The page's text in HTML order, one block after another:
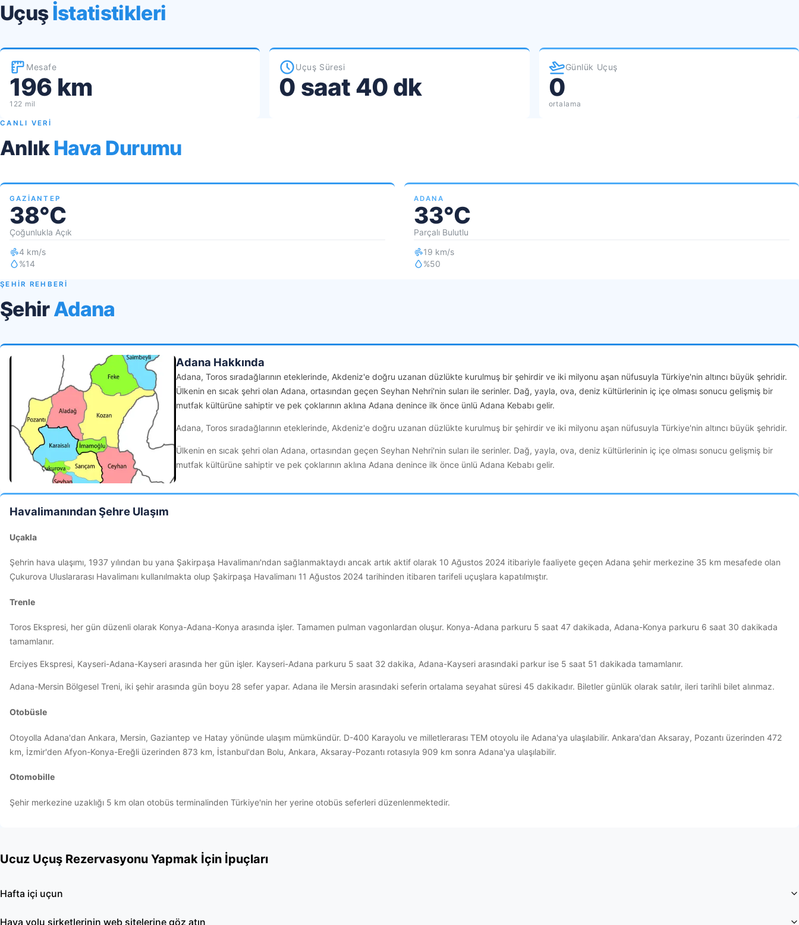
Uçuşİstatistikleri
Mesafe
196 km
122 mil
Uçuş Süresi
0 saat 40 dk
Günlük Uçuş
0
ortalama
CANLI VERİ
AnlıkHava Durumu
GAZIANTEP
38°C
Çoğunlukla Açık
4 km/s
%14
ADANA
33°C
Parçalı Bulutlu
19 km/s
%50
ŞEHİR REHBERİ
ŞehirAdana
Adana Hakkında
Adana, Toros sıradağlarının eteklerinde, Akdeniz'e doğru uzanan düzlükte kurulmuş bir şehirdir ve iki milyonu aşan nüfusuyla Türkiye'nin altıncı büyük şehridir.
Ülkenin en sıcak şehri olan Adana, ortasından geçen Seyhan Nehri'nin suları ile serinler. Dağ, yayla, ova, deniz kültürlerinin iç içe olması sonucu gelişmiş bir
mutfak kültürüne sahiptir ve pek çoklarının aklına Adana denince ilk önce ünlü Adana Kebabı gelir.
Adana, Toros sıradağlarının eteklerinde, Akdeniz'e doğru uzanan düzlükte kurulmuş bir şehirdir ve iki milyonu aşan nüfusuyla Türkiye'nin altıncı büyük şehridir.
Ülkenin en sıcak şehri olan Adana, ortasından geçen Seyhan Nehri'nin suları ile serinler. Dağ, yayla, ova, deniz kültürlerinin iç içe olması sonucu gelişmiş bir
mutfak kültürüne sahiptir ve pek çoklarının aklına Adana denince ilk önce ünlü Adana Kebabı gelir.
Havalimanından Şehre Ulaşım
Uçakla
Şehrin hava ulaşımı, 1937 yılından bu yana Şakirpaşa Havalimanı'ndan sağlanmaktaydı ancak artık aktif olarak 10 Ağustos 2024 itibariyle faaliyete geçen Adana şehir merkezine 35 km mesafede olan
Çukurova Uluslararası Havalimanı kullanılmakta olup Şakirpaşa Havalimanı 11 Ağustos 2024 tarihinden itibaren tarifeli uçuşlara kapatılmıştır.
Trenle
Toros Ekspresi, her gün düzenli olarak Konya-Adana-Konya arasında işler. Tamamen pulman vagonlardan oluşur. Konya-Adana parkuru 5 saat 47 dakikada, Adana-Konya parkuru 6 saat 30 dakikada
tamamlanır.
Erciyes Ekspresi, Kayseri-Adana-Kayseri arasında her gün işler. Kayseri-Adana parkuru 5 saat 32 dakika, Adana-Kayseri arasındaki parkur ise 5 saat 51 dakikada tamamlanır.
Adana-Mersin Bölgesel Treni, iki şehir arasında gün boyu 28 sefer yapar. Adana ile Mersin arasındaki seferin ortalama seyahat süresi 45 dakikadır. Biletler günlük olarak satılır, ileri tarihli bilet alınmaz.
Otobüsle
Otoyolla Adana'dan Ankara, Mersin, Gaziantep ve Hatay yönünde ulaşım mümkündür. D-400 Karayolu ve milletlerarası TEM otoyolu ile Adana'ya ulaşılabilir. Ankara'dan Aksaray, Pozantı üzerinden 472
km, İzmir'den Afyon-Konya-Ereğli üzerinden 873 km, İstanbul'dan Bolu, Ankara, Aksaray-Pozantı rotasıyla 909 km sonra Adana'ya ulaşılabilir.
Otomobille
Şehir merkezine uzaklığı 5 km olan otobüs terminalinden Türkiye'nin her yerine otobüs seferleri düzenlenmektedir.
Ucuz Uçuş Rezervasyonu Yapmak İçin İpuçları
Hafta içi uçun
Hava yolu şirketlerinin web sitelerine göz atın